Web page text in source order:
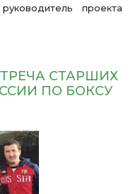
проекта
СТАРШИХ
ПО БОКСУ